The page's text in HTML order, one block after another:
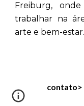
Freiburg,
trabalhar na
arte e bem-estar.
contato>